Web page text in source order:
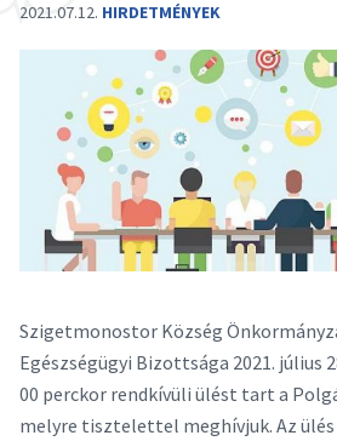
2021.07.12. HIRDETMÉNYEK
Szigetmonostor Község
Egészségügyi Bizottsága 2021. július
00 perckor rendkívüli ülést tart a
melyre tisztelettel meghívjuk. Az